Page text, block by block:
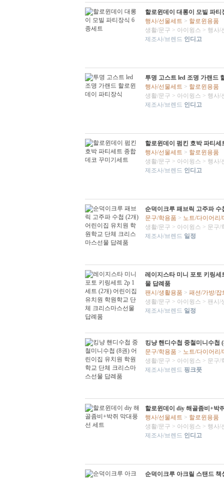
할로윈데이 대롱이 모빌 파티
행사/선물세트 > 할로윈용품
생활/문구 > 아이윙스 > 행사/
제조사/브렌드 인디고
투명 고스트 led 조명 가랜드
행사/선물세트 > 할로윈용품
생활/문구 > 아이윙스 > 행사/
제조사/브렌드 인디고
할로윈데이 펌킨 호박 파티
행사/선물세트 > 할로윈용품
생활/문구 > 아이윙스 > 행사/
제조사/브렌드 인디고
순덕이크루 패브릭 고주파
문구/학용품 > 노트/다이어리/
생활/문구 > 아이윙스 > 문구/
제조사/브렌드 일정
레이지스타 미니 포토 키링세
물 답례품
팬시/생활용품 > 패션/가방/잡
생활/문구 > 아이윙스 > 팬시/
제조사/브렌드 일정
킹냥 핸디수첩 중철미니수첩
문구/학용품 > 노트/다이어리/
생활/문구 > 아이윙스 > 문구/
제조사/브렌드 핑크풋
할로윈데이 diy 해골좀비+박
행사/선물세트 > 할로윈용품
생활/문구 > 아이윙스 > 행사/
제조사/브렌드 인디고
순덕이크루 아크릴 스탠드